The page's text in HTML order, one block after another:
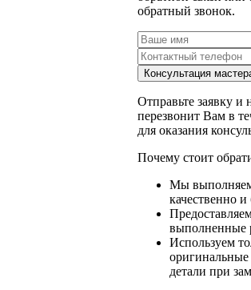
обратный звонок.
Отправьте заявку и
перезвонит Вам в
для оказания
Почему стоит
Мы
качественно
выполненные
Используем
детали при